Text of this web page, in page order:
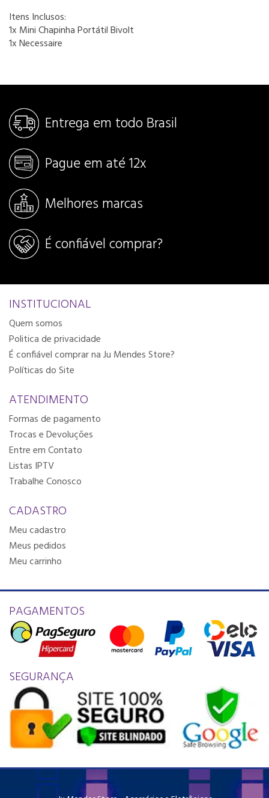
Itens Inclusos:
1x Mini Chapinha Portátil Bivolt
1x Necessaire
Entrega em todo Brasil
Pague em até 12x
Melhores marcas
É confiável comprar?
INSTITUCIONAL
Quem somos
Politica de privacidade
É confiável comprar na Ju Mendes Store?
Políticas do Site
ATENDIMENTO
Formas de pagamento
Trocas e Devoluções
Entre em Contato
Listas IPTV
Trabalhe Conosco
CADASTRO
Meu cadastro
Meus pedidos
Meu carrinho
PAGAMENTOS
SEGURANÇA